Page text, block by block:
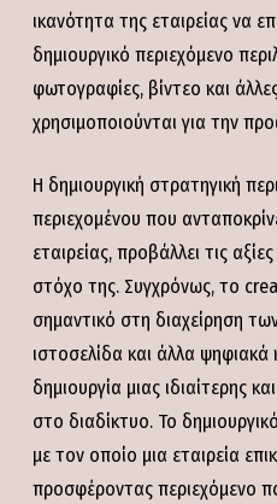
ικανότητα της εταιρείας να
δημιουργικό περιεχόμενο
φωτογραφίες, βίντεο και
χρησιμοποιούνται για την
Η δημιουργική στρατηγική
περιεχομένου που
εταιρείας, προβάλλει τις
στόχο της. Συγχρόνως, το
σημαντικό στη διαχείρηση
ιστοσελίδα και άλλα
δημιουργία μιας ιδιαίτερης
στο διαδίκτυο. Το
με τον οποίο μια εταιρεία
προσφέροντας περιεχόμενο